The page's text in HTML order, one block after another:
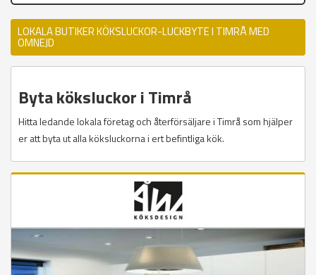
LOKALA BUTIKER KÖKSLUCKOR-LUCKBYTE I TIMRÅ MED
OMNEJD
Byta köksluckor i Timrå
Hitta ledande lokala företag och återförsäljare i Timrå som hjälper
er att byta ut alla köksluckorna i ert befintliga kök.